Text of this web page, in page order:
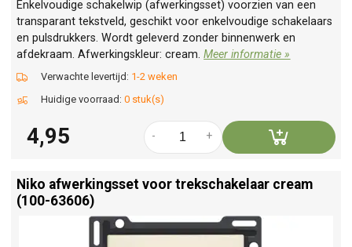
Enkelvoudige schakelwip (afwerkingsset) voorzien van een
transparant tekstveld, geschikt voor enkelvoudige schakelaars
en pulsdrukkers. Wordt geleverd zonder binnenwerk en
afdekraam. Afwerkingskleur: cream.Meer informatie »
Verwachte levertijd: 1-2 weken
Huidige voorraad: 0 stuk(s)
4,95 +
-
Niko afwerkingsset voor trekschakelaar cream
(100-63606)